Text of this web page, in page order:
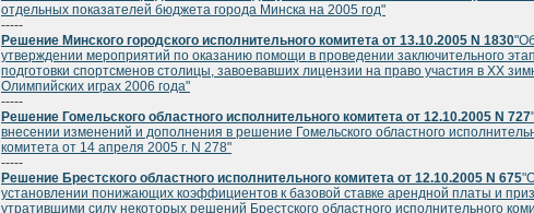
отдельных показателей бюджета города Минска на 2005 год"
-----
Решение Минского городского исполнительного комитета от 13.10.2005 N 1830
утверждении мероприятий по оказанию помощи в проведении заключительного
подготовки спортсменов столицы, завоевавших лицензии на право участия в XX
Олимпийских играх 2006 года"
-----
Решение Гомельского областного исполнительного комитета от 12.10.2005 N 727
внесении изменений и дополнения в решение Гомельского областного
комитета от 14 апреля 2005 г. N 278"
-----
Решение Брестского областного исполнительного комитета от 12.10.2005 N 675
установлении понижающих коэффициентов к базовой ставке арендной платы и
утратившими силу некоторых решений Брестского областного исполнительного